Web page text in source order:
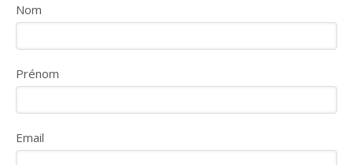
Nom
Prénom
Email